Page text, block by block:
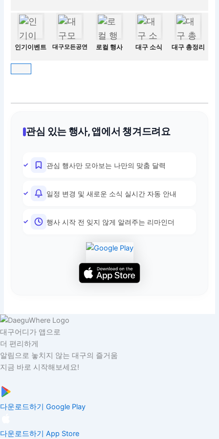
인기이벤트 대구모든공연 로컬 행사 대구 소식 대구 총정리
관심 있는 행사, 앱에서 챙겨드려요
관심 행사만 모아보는 나만의 맞춤 달력
일정 변경 및 새로운 소식 실시간 자동 안내
행사 시작 전 잊지 않게 알려주는 리마인더
대구어디가 앱으로
더 편리하게
알림으로 놓치지 않는 대구의 즐거움
지금 바로 시작해보세요!
다운로드하기 Google Play
다운로드하기 App Store